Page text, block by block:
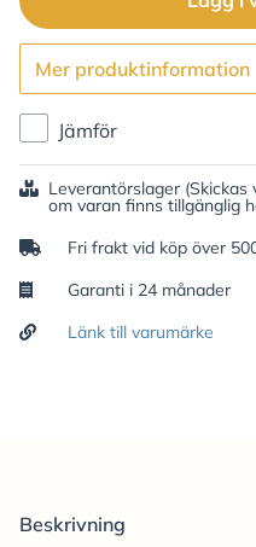
Gå
Mer produktinformation
Jämför
Leverantörslager
om varan finns tillgänglig
Fri frakt vid köp över
Garanti i 24 månader
Länk till varumärke
Beskrivning